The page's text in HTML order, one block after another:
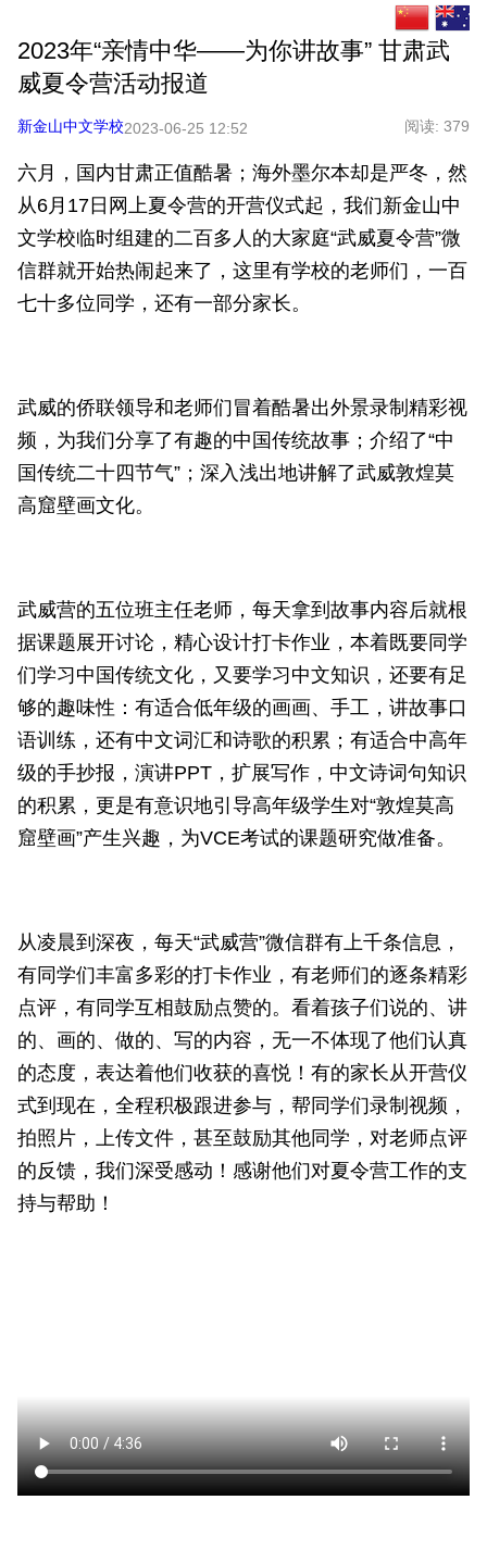
2023年“亲情中华——为你讲故事” 甘肃武
威夏令营活动报道
新金山中文学校2023-06-25 12:52 阅读: 379
六月，国内甘肃正值酷暑；海外墨尔本却是严冬，然
从6月17日网上夏令营的开营仪式起，我们新金山中
文学校临时组建的二百多人的大家庭“武威夏令营”微
信群就开始热闹起来了，这里有学校的老师们，一百
七十多位同学，还有一部分家长。
武威的侨联领导和老师们冒着酷暑出外景录制精彩视
频，为我们分享了有趣的中国传统故事；介绍了“中
国传统二十四节气”；深入浅出地讲解了武威敦煌莫
高窟壁画文化。
武威营的五位班主任老师，每天拿到故事内容后就根
据课题展开讨论，精心设计打卡作业，本着既要同学
们学习中国传统文化，又要学习中文知识，还要有足
够的趣味性：有适合低年级的画画、手工，讲故事口
语训练，还有中文词汇和诗歌的积累；有适合中高年
级的手抄报，演讲PPT，扩展写作，中文诗词句知识
的积累，更是有意识地引导高年级学生对“敦煌莫高
窟壁画”产生兴趣，为VCE考试的课题研究做准备。
从凌晨到深夜，每天“武威营”微信群有上千条信息，
有同学们丰富多彩的打卡作业，有老师们的逐条精彩
点评，有同学互相鼓励点赞的。看着孩子们说的、讲
的、画的、做的、写的内容，无一不体现了他们认真
的态度，表达着他们收获的喜悦！有的家长从开营仪
式到现在，全程积极跟进参与，帮同学们录制视频，
拍照片，上传文件，甚至鼓励其他同学，对老师点评
的反馈，我们深受感动！感谢他们对夏令营工作的支
持与帮助！